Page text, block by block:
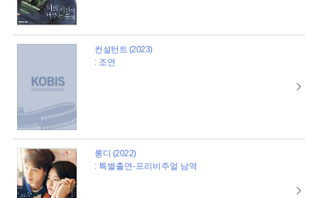
컨설턴트 (2023)
: 조연
롱디 (2022)
: 특별출연-프리비주얼 남역